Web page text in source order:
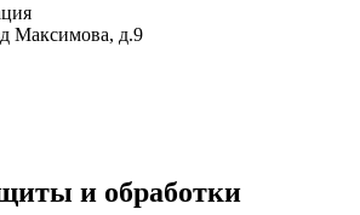
Максимова, д.9
и обработки